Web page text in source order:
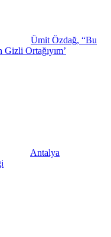
Ümit Özdağ, “Bu
Gizli Ortağıyım’
Antalya